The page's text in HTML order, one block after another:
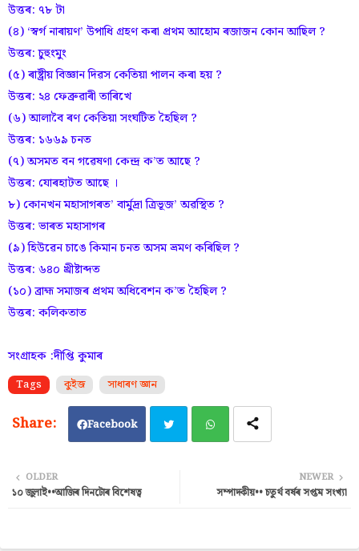
উত্তৰ: ৭৮ টা
(৪) ‘স্বৰ্গ নাৰায়ণ’ উপাধি গ্ৰহণ কৰা প্ৰথম আহোম ৰজাজন কোন আছিল ?
উত্তৰ: চুহুংমুং
(৫) ৰাষ্ট্ৰীয় বিজ্ঞান দিৱস কেতিয়া পালন কৰা হয় ?
উত্তৰ: ২৪ ফেব্ৰুৱাৰী তাৰিখে
(৬) আলাবৈ ৰণ কেতিয়া সংঘটিত হৈছিল ?
উত্তৰ: ১৬৬৯ চনত
(৭) অসমত বন গৱেষণা কেন্দ্ৰ ক’ত আছে ?
উত্তৰ: যোৰহাটত আছে ।
৮) কোনখন মহাসাগৰত’ বাৰ্মুদ্ৰা ত্ৰিভূজ’ অৱস্থিত ?
উত্তৰ: ভাৰত মহাসাগৰ
(৯) হিউৱেন চাঙে কিমান চনত অসম ভ্ৰমণ কৰিছিল ?
উত্তৰ: ৬৪০ খ্ৰীষ্টাব্দত
(১০) ব্ৰাহ্ম সমাজৰ প্ৰথম অধিবেশন ক’ত হৈছিল ?
উত্তৰ: কলিকতাত
সংগ্ৰাহক :দীপ্তি কুমাৰ
Tags কুইজ সাধাৰণ জ্ঞান
Facebook
ats
NEWER
সম্পাদকীয়•• চতুৰ্থ বৰ্ষৰ সপ্তম সংখ্যা
OLDER
১০ জুলাই••আজিৰ দিনটোৰ বিশেষত্ব